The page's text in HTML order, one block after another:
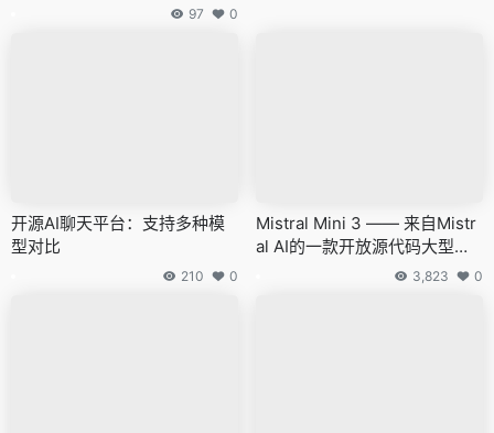
97 0
开源AI聊天平台：支持多种模
型对比
210 0
Mistral Mini 3 —— 来自Mistr
al AI的一款开放源代码大型语
3,823 0